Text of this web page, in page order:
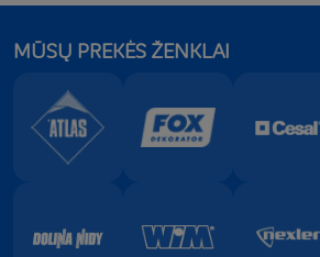
Marian
Debrecényi
Techninis
patarėjas
Gintautas
Bulauka
atstovas
MŪSŲ PREKĖS ŽENKLAI